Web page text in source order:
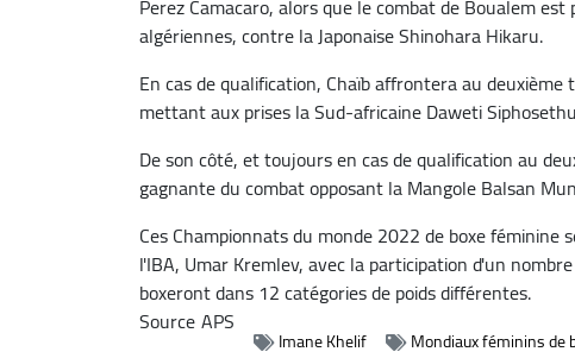
algériennes, contre la Japonaise Shinohara Hikaru.
En cas de qualification, Chaïb affrontera au
mettant aux prises la Sud-africaine Daweti
De son côté, et toujours en cas de qualification au
gagnante du combat opposant la Mangole Balsan
Ces Championnats du monde 2022 de boxe
l'IBA, Umar Kremlev, avec la participation d'un
boxeront dans 12 catégories de poids différentes.
SourceAPS
Imane Khelif Mondiaux féminins de